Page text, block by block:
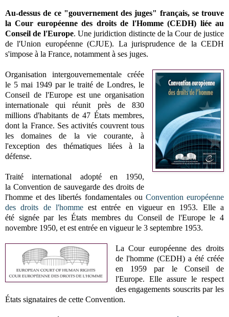
Au-dessus de ce "gouvernement des juges" français, se trouve
la Cour européenne des droits de l'Homme (CEDH) liée au
Conseil de l'Europe. Une juridiction distincte de la Cour de justice
de l'Union européenne (CJUE). La jurisprudence de la CEDH
s'impose à la France, notamment à ses juges.
Organisation intergouvernementale créée
le 5 mai 1949 par le traité de Londres, le
Conseil de l'Europe est une organisation
internationale qui réunit près de 830
millions d'habitants de 47 États membres,
dont la France. Ses activités couvrent tous
les domaines de la vie courante, à
l'exception des thématiques liées à la
défense.
Traité international adopté en 1950,
laConvention de sauvegarde des droits de
l'homme et des libertés fondamentales ou Convention européenne
des droits de l'homme est entrée en vigueur en 1953. Elle a
été signée par les États membres du Conseil de l'Europe le 4
novembre 1950, et est entrée en vigueur le 3 septembre 1953.
La Cour européenne des droits
de l'homme (CEDH) a été créée
en 1959 par le Conseil de
l'Europe. Elle assure le respect
des engagements souscrits par les
États signataires de cette Convention.